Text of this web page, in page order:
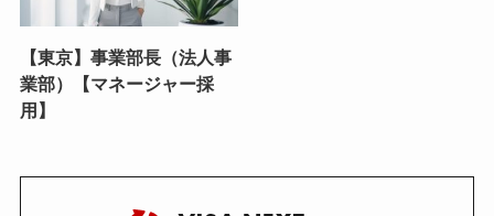
【東京】事業部長（法人事
業部）【マネージャー採
用】